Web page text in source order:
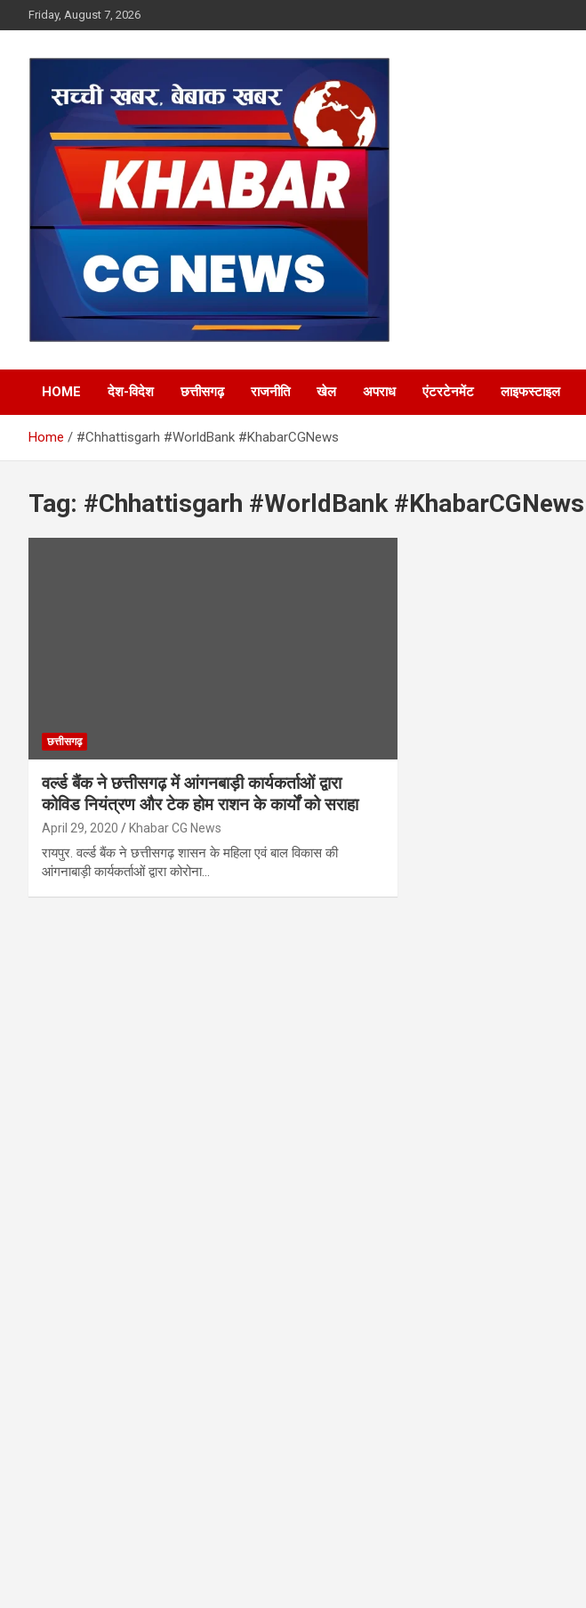
to
Friday, August 7, 2026
Khabar CG News
HOME देश-विदेश छत्तीसगढ़ राजनीति खेल अपराध एंटरटेनमेंट लाइफस्टाइल
Home #Chhattisgarh #WorldBank #KhabarCGNews
Tag: #Chhattisgarh #WorldBank #KhabarCGNews
छत्तीसगढ़
वर्ल्ड बैंक ने छत्तीसगढ़ में आंगनबाड़ी कार्यकर्ताओं द्वारा
कोविड नियंत्रण और टेक होम राशन के कार्यों को सराहा
April 29, 2020 Khabar CG News
रायपुर. वर्ल्ड बैंक ने छत्तीसगढ़ शासन के महिला एवं बाल विकास की
आंगनाबाड़ी कार्यकर्ताओं द्वारा कोरोना…